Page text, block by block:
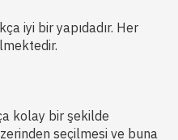
iyi bir yapıdadır. Her
kolay bir şekilde
seçilmesi ve buna